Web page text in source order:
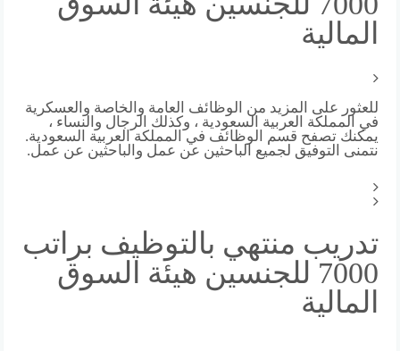
المالية
للعثور على المزيد من الوظائف العامة والخاصة والعسكرية
في المملكة العربية السعودية ، وكذلك الرجال والنساء ،
يمكنك تصفح قسم الوظائف في المملكة العربية السعودية.
نتمنى التوفيق لجميع الباحثين عن عمل والباحثين عن عمل.
تدريب منتهي بالتوظيف براتب
7000 للجنسين هيئة السوق
المالية